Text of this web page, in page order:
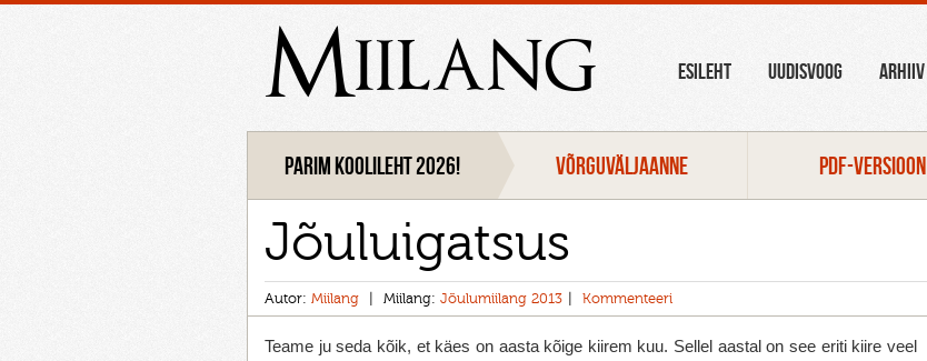
Miilang ESILEHT UUDISVOOG ARHIIV
Parim koolileht 2026! VÕRGUVÄLJAANNE PDF-VERSIOON
Jõuluigatsus
Autor: Miilang Miilang: Jõulumiilang 2013 Kommenteeri
Teame ju seda kõik, et käes on aasta kõige kiirem kuu. Sellel aastal on see eriti kiire veel